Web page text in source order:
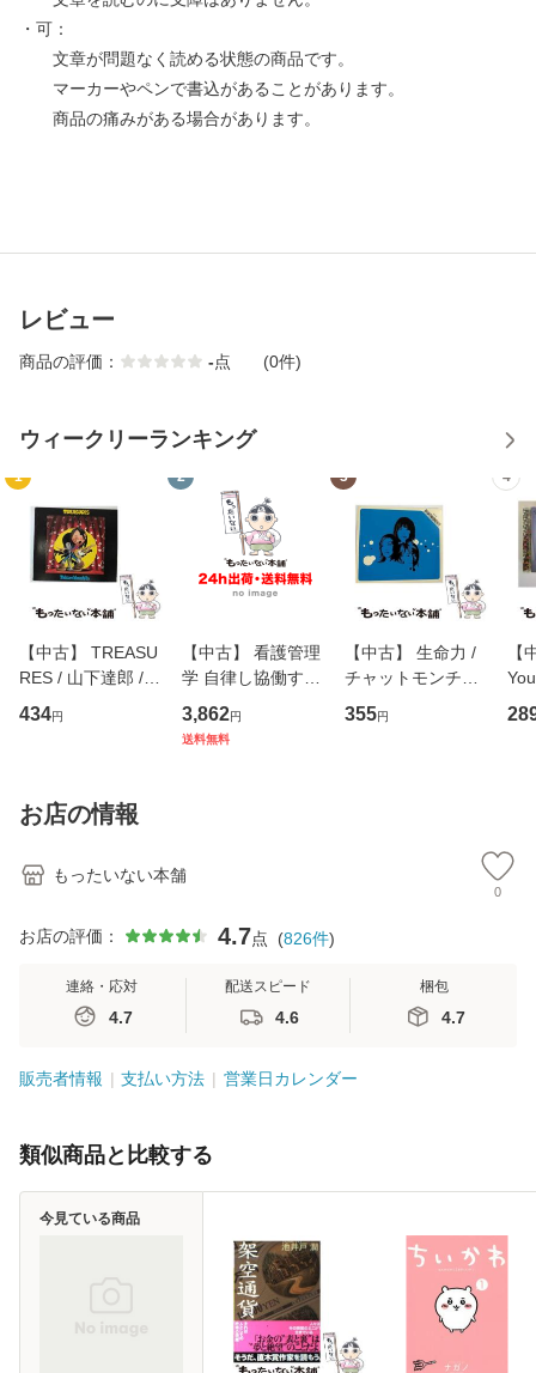
・可：
文章が問題なく読める状態の商品です。
マーカーやペンで書込があることがあります。
商品の痛みがある場合があります。
レビュー
商品の評価： -点 (0件)
ウィークリーランキング
1
【中古】 TREASU
RES / 山下達郎 /
イーストウエス
ト・ジャパン [CD]
434円
2
【中古】 看護管理
学 自律し協働する
専門職の看護マネ
ジメントスキル 改
3,862円
送料無料
3
【中古】 生命力 /
チャットモンチー /
キューンレコード
[CD]【メール便送
355円
4
【
のが
お店の情報
もったいない本舗
0
お店の評価： 4.7点 (826件)
連絡・応対
4.7
配送スピード
4.6
梱包
4.7
販売者情報 支払い方法 営業日カレンダー
類似商品と比較する
今見ている商品